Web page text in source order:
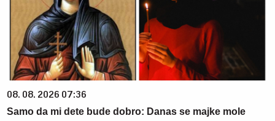
08. 08. 2026 07:36
Samo da mi dete bude dobro: Danas se majke mole